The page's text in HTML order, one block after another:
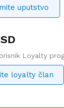
uputstvo
Loyalty
loyalty član